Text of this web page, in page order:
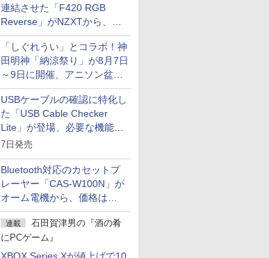
連結させた「F420 RGB
Reverse」がNZXTから、単
一フレーム採用
「しぐれうい」とコラボ！神
田明神「納涼祭り」が8月7日
～9日に開催、アニソン盆踊
りや屋台グルメなどもあり
USBケーブルの確認に特化し
た「USB Cable Checker
Lite」が登場、必要な機能を
凝縮しコンパクトに
7日発売
Bluetooth対応のカセットプ
レーヤー「CAS-W100N」が
オーム電機から、価格は
5,940円
連載
石田賀津男の『酒の肴
にPCゲーム』